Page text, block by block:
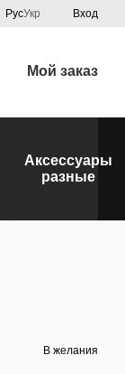
РусУкр Вход
Мой заказ
Аксессуары
разные
В желания